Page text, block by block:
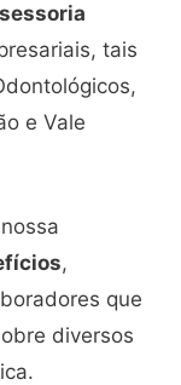
tais
e Vale
,
que
diversos